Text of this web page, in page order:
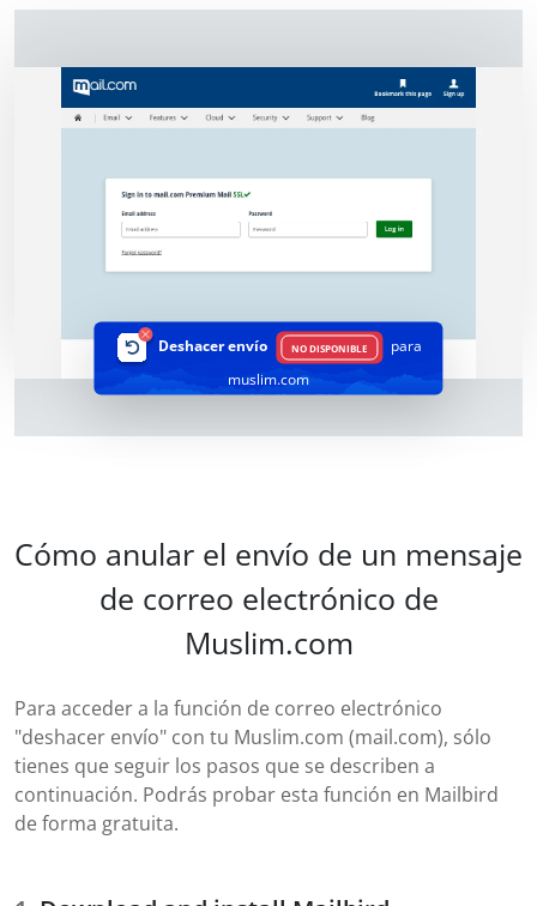
Deshacer envío NO DISPONIBLE
para
muslim.com
Cómo anular el envío de un mensaje
de correo electrónico de
Muslim.com
Para acceder a la función de correo electrónico
"deshacer envío" con tu Muslim.com (mail.com), sólo
tienes que seguir los pasos que se describen a
continuación. Podrás probar esta función en Mailbird
de forma gratuita.